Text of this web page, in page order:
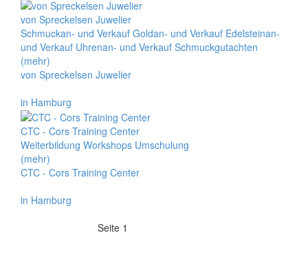
von Spreckelsen Juwelier
Schmuckan- und Verkauf Goldan- und Verkauf Edelsteinan-
und Verkauf Uhrenan- und Verkauf Schmuckgutachten
(mehr)
von Spreckelsen Juwelier
in Hamburg
CTC - Cors Training Center
Weiterbildung Workshops Umschulung
(mehr)
CTC - Cors Training Center
in Hamburg
Seite 1